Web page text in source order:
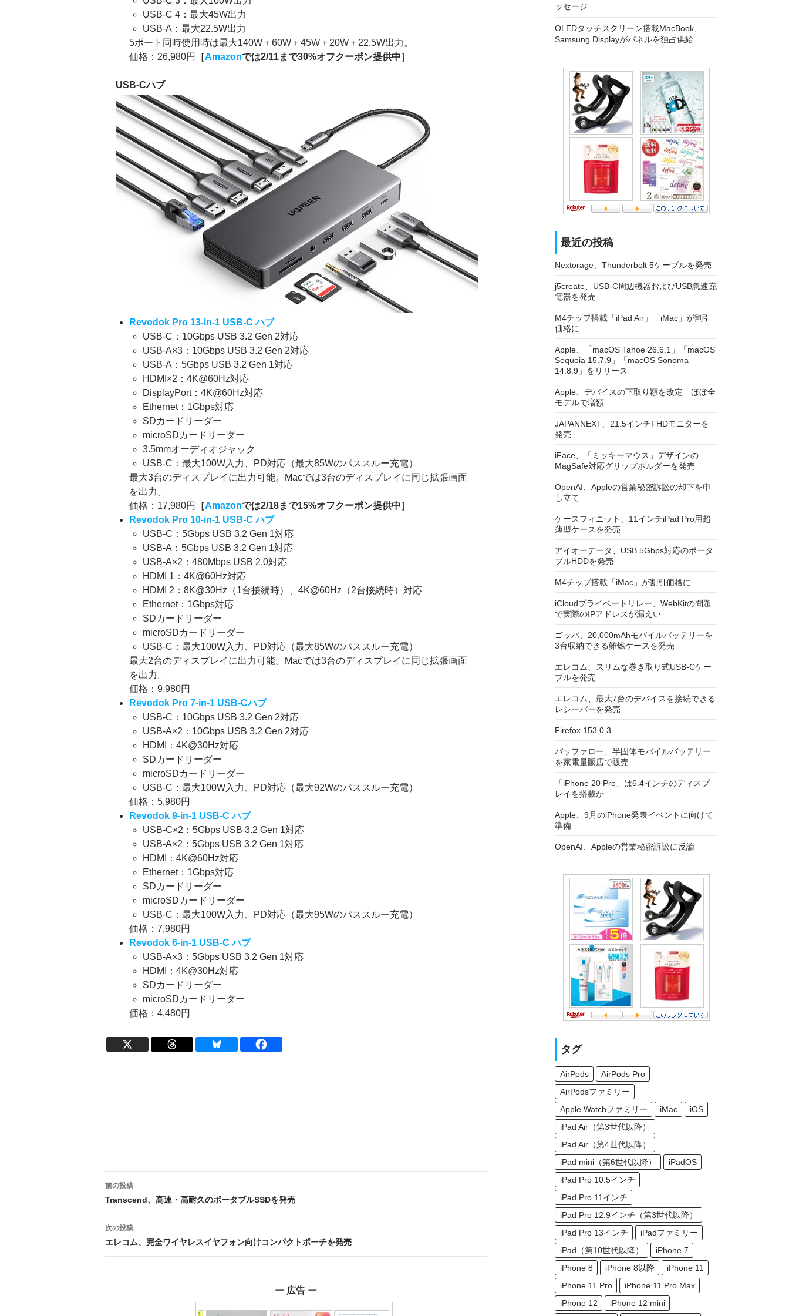
USB-C 4：最大45W出力
USB-A：最大22.5W出力
5ポート同時使用時は最大140W＋60W＋45W＋20W＋22.5W出力。
価格：26,980円
［Amazonでは2/11まで30%オフクーポン提供中］
USB-Cハブ
Revodok Pro 13-in-1 USB-C ハブ
USB-C：10Gbps USB 3.2 Gen 2対応
USB-A×3：10Gbps USB 3.2 Gen 2対応
USB-A：5Gbps USB 3.2 Gen 1対応
HDMI×2：4K@60Hz対応
DisplayPort：4K@60Hz対応
Ethernet：1Gbps対応
SDカードリーダー
microSDカードリーダー
3.5mmオーディオジャック
USB-C：最大100W入力、PD対応（最大85Wのパススルー充電）
最大3台のディスプレイに出力可能。Macでは3台のディスプレイに同じ拡張画面
を出力。
価格：17,980円
［Amazonでは2/18まで15%オフクーポン提供中］
Revodok Pro 10-in-1 USB-C ハブ
USB-C：5Gbps USB 3.2 Gen 1対応
USB-A：5Gbps USB 3.2 Gen 1対応
USB-A×2：480Mbps USB 2.0対応
HDMI 1：4K@60Hz対応
HDMI 2：8K@30Hz（1台接続時）、4K@60Hz（2台接続時）対応
Ethernet：1Gbps対応
SDカードリーダー
microSDカードリーダー
USB-C：最大100W入力、PD対応（最大85Wのパススルー充電）
最大2台のディスプレイに出力可能。Macでは3台のディスプレイに同じ拡張画面
を出力。
価格：9,980円
Revodok Pro 7-in-1 USB-Cハブ
USB-C：10Gbps USB 3.2 Gen 2対応
USB-A×2：10Gbps USB 3.2 Gen 2対応
HDMI：4K@30Hz対応
SDカードリーダー
microSDカードリーダー
USB-C：最大100W入力、PD対応（最大92Wのパススルー充電）
価格：5,980円
Revodok 9-in-1 USB-C ハブ
USB-C×2：5Gbps USB 3.2 Gen 1対応
USB-A×2：5Gbps USB 3.2 Gen 1対応
HDMI：4K@60Hz対応
Ethernet：1Gbps対応
SDカードリーダー
microSDカードリーダー
USB-C：最大100W入力、PD対応（最大95Wのパススルー充電）
価格：7,980円
Revodok 6-in-1 USB-C ハブ
USB-A×3：5Gbps USB 3.2 Gen 1対応
HDMI：4K@30Hz対応
SDカードリーダー
microSDカードリーダー
価格：4,480円
投
稿
ナ
ビ
前の投稿
Transcend、高速・高耐久のポータブルSSDを発売
次の投稿
エレコム、完全ワイヤレスイヤフォン向けコンパクトポーチを発売
ー 広告 ー
ッセージ
OLEDタッチスクリーン搭載MacBook、
Samsung Displayがパネルを独占供給
最近の投稿
Nextorage、Thunderbolt 5ケーブルを発売
j5create、USB-C周辺機器およびUSB急速充
電器を発売
M4チップ搭載「iPad Air」「iMac」が割引
価格に
Apple、「macOS Tahoe 26.6.1」「macOS
Sequoia 15.7.9」「macOS Sonoma
14.8.9」をリリース
Apple、デバイスの下取り額を改定 ほぼ全
モデルで増額
JAPANNEXT、21.5インチFHDモニターを
発売
iFace、「ミッキーマウス」デザインの
MagSafe対応グリップホルダーを発売
OpenAI、Appleの営業秘密訴訟の却下を申
し立て
ケースフィニット、11インチiPad Pro用超
薄型ケースを発売
アイオーデータ、USB 5Gbps対応のポータ
ブルHDDを発売
M4チップ搭載「iMac」が割引価格に
iCloudプライベートリレー、WebKitの問題
で実際のIPアドレスが漏えい
ゴッパ、20,000mAhモバイルバッテリーを
3台収納できる難燃ケースを発売
エレコム、スリムな巻き取り式USB-Cケー
ブルを発売
エレコム、最大7台のデバイスを接続できる
レシーバーを発売
Firefox 153.0.3
バッファロー、半固体モバイルバッテリー
を家電量販店で販売
「iPhone 20 Pro」は6.4インチのディスプ
レイを搭載か
Apple、9月のiPhone発表イベントに向けて
準備
OpenAI、Appleの営業秘密訴訟に反論
タグ
AirPods
AirPods Pro
AirPodsファミリー
Apple Watchファミリー
iMac
iOS
iPad Air（第3世代以降）
iPad Air（第4世代以降）
iPad mini（第6世代以降）
iPadOS
iPad Pro 10.5インチ
iPad Pro 11インチ
iPad Pro 12.9インチ（第3世代以降）
iPad Pro 13インチ
iPadファミリー
iPad（第10世代以降）
iPhone 7
iPhone 8
iPhone 8以降
iPhone 11
iPhone 11 Pro
iPhone 11 Pro Max
iPhone 12
iPhone 12 mini